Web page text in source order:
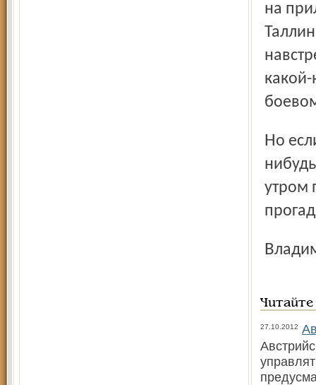
на
Но если нет никакой надежды, что вы все это хоть когда-
утром
27.10.2012